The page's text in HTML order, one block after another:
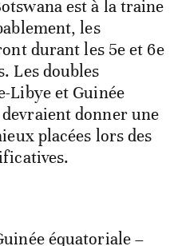
est à la traine
les
durant les 5e et 6e
Les doubles
Libye et Guinée
donner une
placées lors des
équatoriale –